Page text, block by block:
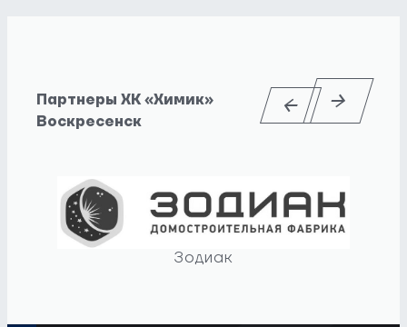
Партнеры ХК «Химик»
Воскресенск
Зодиак